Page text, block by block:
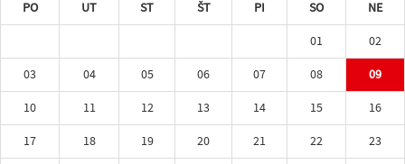
PO UT ST ŠT PI SO
NE
01
02
03
04 05 06 07 08
09
10
11 12 13 14 15
16
17
18 19 20 21 22
23